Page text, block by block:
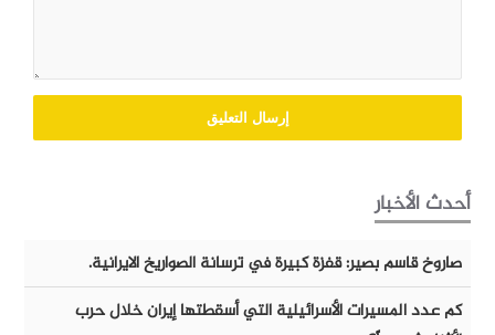
أحدث الأخبار
صاروخ قاسم بصير: قفزة كبيرة في ترسانة الصواريخ الايرانية.
كم عدد المسيرات الأسرائيلية التي أسقطتها إيران خلال حرب